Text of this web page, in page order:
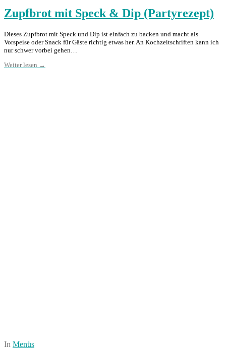
Zupfbrot mit Speck & Dip (Partyrezept)
Dieses Zupfbrot mit Speck und Dip ist einfach zu backen und macht als
Vorspeise oder Snack für Gäste richtig etwas her. An Kochzeitschriften kann ich
nur schwer vorbei gehen…
Weiter lesen →
In Menüs